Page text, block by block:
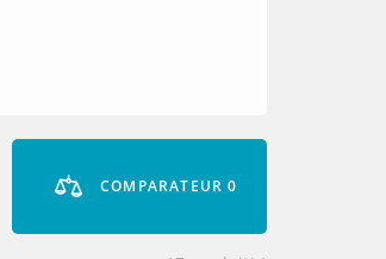
COMPARATEUR0